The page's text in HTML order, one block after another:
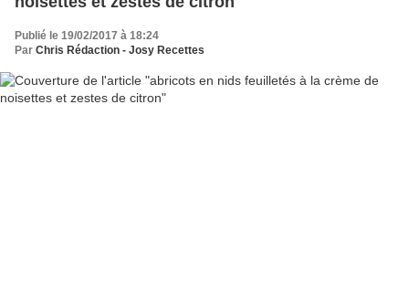
Publié le 19/02/2017 à 18:24
Par Chris Rédaction - Josy Recettes